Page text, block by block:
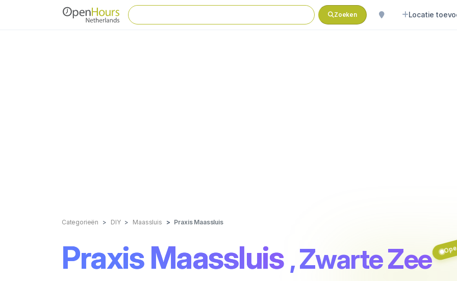
Zoeken Locatie
Categorieën DIY Maassluis Praxis Maassluis
Praxis Maassluis , Zwarte Zee